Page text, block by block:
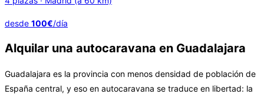
desde 100€/día
Alquilar una autocaravana en Guadalajara
Guadalajara es la provincia con menos densidad de población de
España central, y eso en autocaravana se traduce en libertad: la